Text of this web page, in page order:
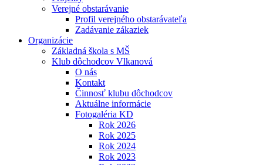
Verejné obstarávanie
Profil verejného obstarávateľa
Zadávanie zákaziek
Organizácie
Základná škola s MŠ
Klub dôchodcov Vlkanová
O nás
Kontakt
Činnosť klubu dôchodcov
Aktuálne informácie
Fotogaléria KD
Rok 2026
Rok 2025
Rok 2024
Rok 2023